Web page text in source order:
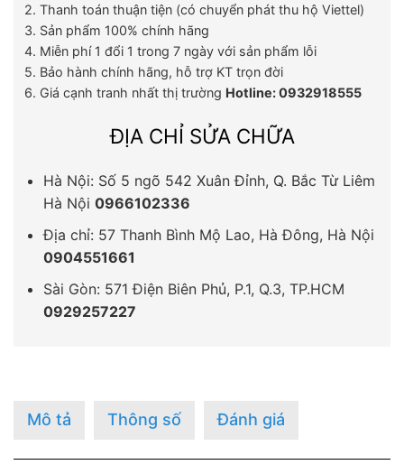
2. Thanh toán thuận tiện (có chuyển phát thu hộ Viettel)
3. Sản phẩm 100% chính hãng
4. Miễn phí 1 đổi 1 trong 7 ngày với sản phẩm lỗi
5. Bảo hành chính hãng, hỗ trợ KT trọn đời
6. Giá cạnh tranh nhất thị trường Hotline: 0932918555
ĐỊA CHỈ SỬA CHỮA
Hà Nội: Số 5 ngõ 542 Xuân Đỉnh, Q. Bắc Từ Liêm
Hà Nội 0966102336
Địa chỉ: 57 Thanh Bình Mộ Lao, Hà Đông, Hà Nội
0904551661
Sài Gòn: 571 Điện Biên Phủ, P.1, Q.3, TP.HCM
0929257227
Mô tả Thông số Đánh giá